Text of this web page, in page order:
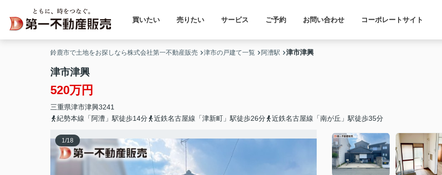
買いたい 売りたい サービス ご予約 お問い合わせ コーポレートサイト
鈴鹿市で土地をお探しなら株式会社第一不動産販売 津市の戸建て一覧 阿漕駅 津市津興
津市津興
520万円
三重県津市津興3241
紀勢本線「阿漕」駅徒歩14分
近鉄名古屋線「津新町」駅徒歩26分 近鉄名古屋線「南が丘」駅徒歩35分
1/18